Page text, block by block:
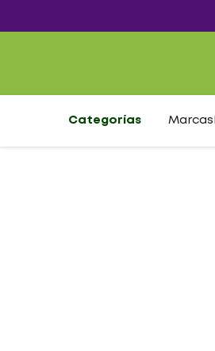
Categorías Marcas